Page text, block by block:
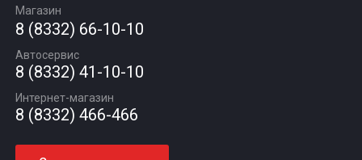
Автомасла
Шиномонтаж
Гарантии и возврат
Вакансии
Новости
Статьи
Контакты
Магазин
8 (8332) 66-10-10
Автосервис
8 (8332) 41-10-10
Интернет-магазин
8 (8332) 466-466